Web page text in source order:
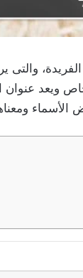
الفريدة،
ويعد